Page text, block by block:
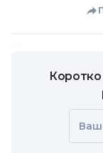
Коротко
Ваш